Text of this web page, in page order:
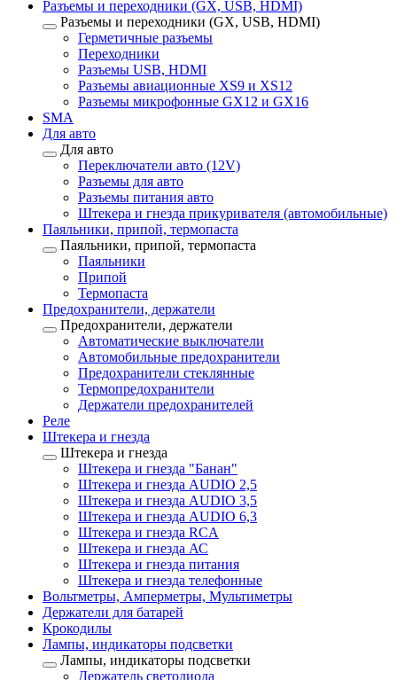
Разъемы и переходники (GX, USB, HDMI)
Разъемы и переходники (GX, USB, HDMI)
Герметичные разъемы
Переходники
Разъемы USB, HDMI
Разъемы авиационные XS9 и XS12
Разъемы микрофонные GX12 и GX16
SMA
Для авто
Для авто
Переключатели авто (12V)
Разъемы для авто
Разъемы питания авто
Штекера и гнезда прикуривателя (автомобильные)
Паяльники, припой, термопаста
Паяльники, припой, термопаста
Паяльники
Припой
Термопаста
Предохранители, держатели
Предохранители, держатели
Автоматические выключатели
Автомобильные предохранители
Предохранители стеклянные
Термопредохранители
Держатели предохранителей
Реле
Штекера и гнезда
Штекера и гнезда
Штекера и гнезда "Банан"
Штекера и гнезда AUDIO 2,5
Штекера и гнезда AUDIO 3,5
Штекера и гнезда AUDIO 6,3
Штекера и гнезда RCA
Штекера и гнезда АС
Штекера и гнезда питания
Штекера и гнезда телефонные
Вольтметры, Амперметры, Мультиметры
Держатели для батарей
Крокодилы
Лампы, индикаторы подсветки
Лампы, индикаторы подсветки
Держатель светодиода